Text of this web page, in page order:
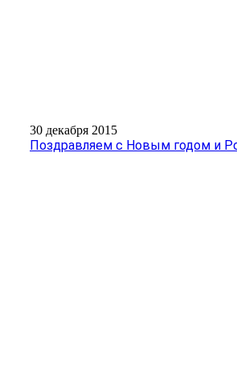
30 декабря 2015
Поздравляем с Новым годом и